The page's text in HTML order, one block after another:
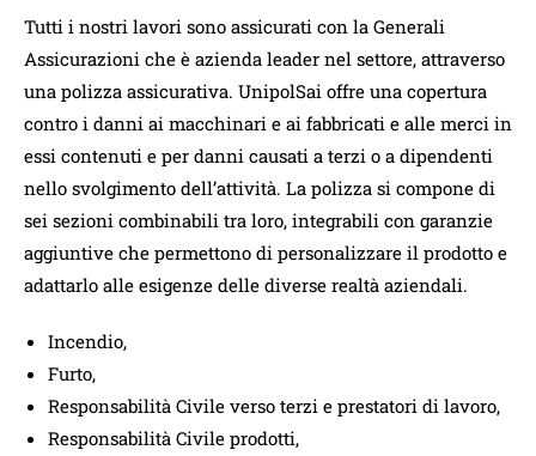
Tutti i nostri lavori sono assicurati con la Generali
Assicurazioni che è azienda leader nel settore, attraverso
una polizza assicurativa. UnipolSai offre una copertura
contro i danni ai macchinari e ai fabbricati e alle merci in
essi contenuti e per danni causati a terzi o a dipendenti
nello svolgimento dell’attività. La polizza si compone di
sei sezioni combinabili tra loro, integrabili con garanzie
aggiuntive che permettono di personalizzare il prodotto e
adattarlo alle esigenze delle diverse realtà aziendali.
Incendio,
Furto,
Responsabilità Civile verso terzi e prestatori di lavoro,
Responsabilità Civile prodotti,